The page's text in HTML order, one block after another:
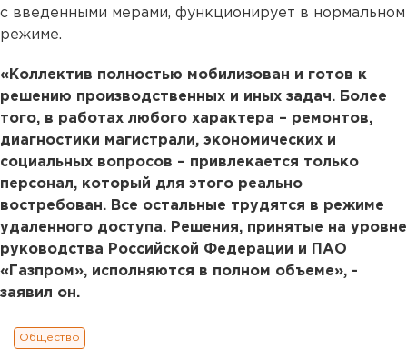
с введенными мерами, функционирует в нормальном
режиме.
«Коллектив полностью мобилизован и готов к
решению производственных и иных задач. Более
того, в работах любого характера – ремонтов,
диагностики магистрали, экономических и
социальных вопросов – привлекается только
персонал, который для этого реально
востребован. Все остальные трудятся в режиме
удаленного доступа. Решения, принятые на уровне
руководства Российской Федерации и ПАО
«Газпром», исполняются в полном объеме», -
заявил он.
Общество